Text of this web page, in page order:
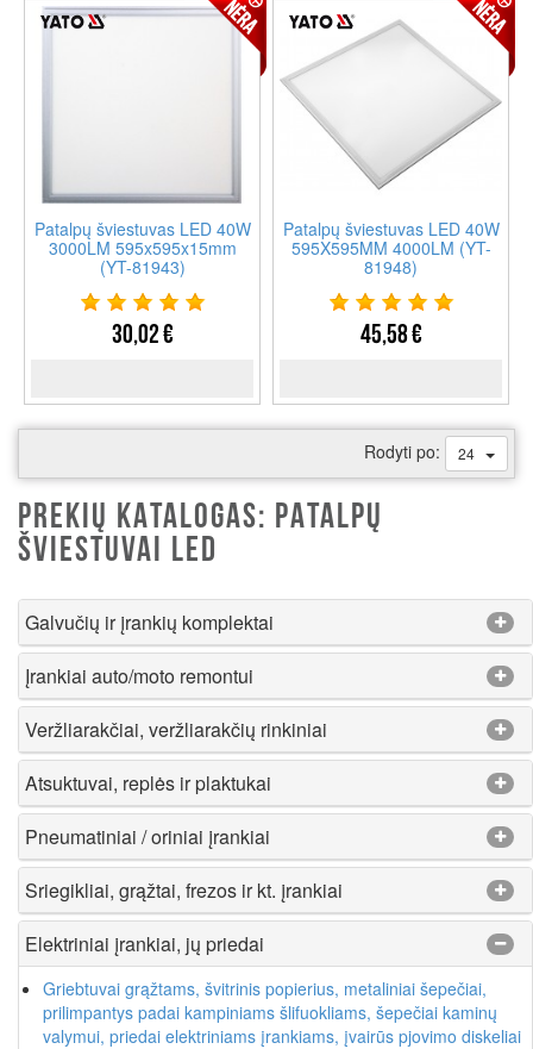
Patalpų šviestuvas LED 40W
3000LM 595x595x15mm
(YT-81943)
30,02 €
Patalpų šviestuvas LED 40W
595X595MM 4000LM (YT-
81948)
45,58 €
Rodyti po: 24
PREKIŲ KATALOGAS: PATALPŲ
ŠVIESTUVAI LED
Galvučių ir įrankių komplektai
Įrankiai auto/moto remontui
Veržliarakčiai, veržliarakčių rinkiniai
Atsuktuvai, replės ir plaktukai
Pneumatiniai / oriniai įrankiai
Sriegikliai, grąžtai, frezos ir kt. įrankiai
Elektriniai įrankiai, jų priedai
Griebtuvai grąžtams, švitrinis popierius, metaliniai šepečiai,
prilimpantys padai kampiniams šlifuokliams, šepečiai kaminų
valymui, priedai elektriniams įrankiams, įvairūs pjovimo diskeliai